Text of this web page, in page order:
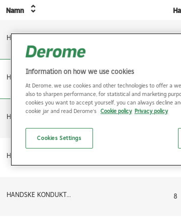
Namn
HANDSKE KONDUKTIVA GRÅ PU FINGERTOPP 8 8
Information on how we use cookies
At Derome, we use cookies and other technologies to offer a
also to sharpen performance, for statistical and marketing
cookies you want to accept yourself, you can always decline
cookie jar and read Derome's Cookie policy Privacy policy
Cookies Settings